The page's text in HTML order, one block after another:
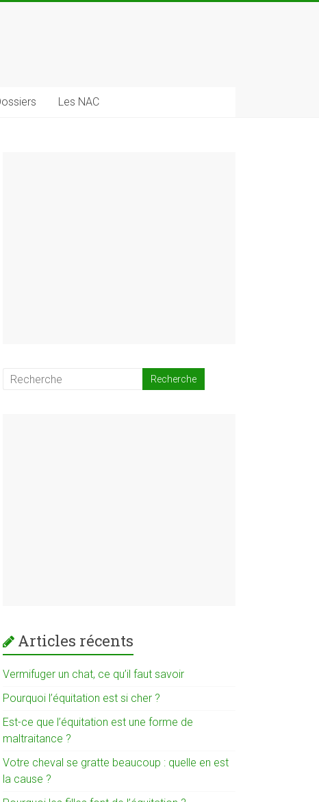
Les NAC
Articles récents
Vermifuger un chat, ce qu’il faut savoir
Pourquoi l’équitation est si cher ?
Est-ce que l’équitation est une forme de
maltraitance ?
Votre cheval se gratte beaucoup : quelle en est
la cause ?